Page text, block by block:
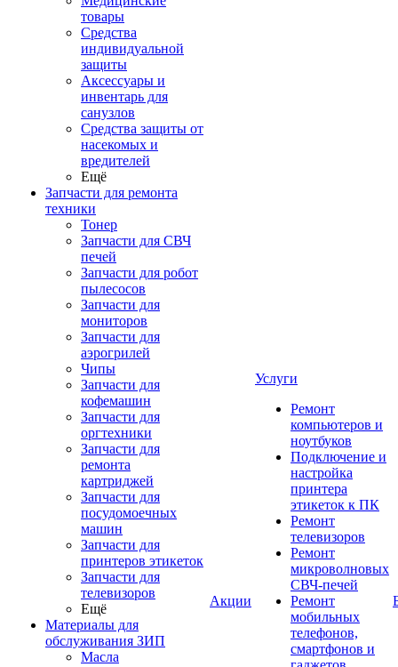
товары
Средства
индивидуальной
защиты
Аксессуары и
инвентарь для
санузлов
Средства защиты от
насекомых и
вредителей
Ещё
Запчасти для ремонта
техники
Тонер
Запчасти для СВЧ
печей
Запчасти для робот
пылесосов
Запчасти для
мониторов
Запчасти для
аэрогрилей
Чипы
Запчасти для
кофемашин
Запчасти для
оргтехники
Запчасти для
ремонта
картриджей
Запчасти для
посудомоечных
машин
Запчасти для
принтеров этикеток
Запчасти для
телевизоров
Ещё
Материалы для
обслуживания ЗИП
Масла
Акции
Услуги
Ремонт
компьютеров и
ноутбуков
Подключение и
настройка
принтера
этикеток к ПК
Ремонт
телевизоров
Ремонт
микроволновых
СВЧ-печей
Ремонт
мобильных
телефонов,
смартфонов и